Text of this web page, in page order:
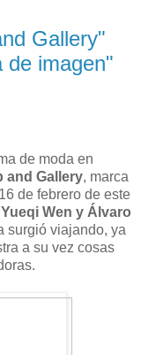
Gallery"
de imagen"
de moda en
and Gallery, marca
de febrero de este
Yueqi Wen y Álvaro
surgió viajando, ya
a su vez cosas